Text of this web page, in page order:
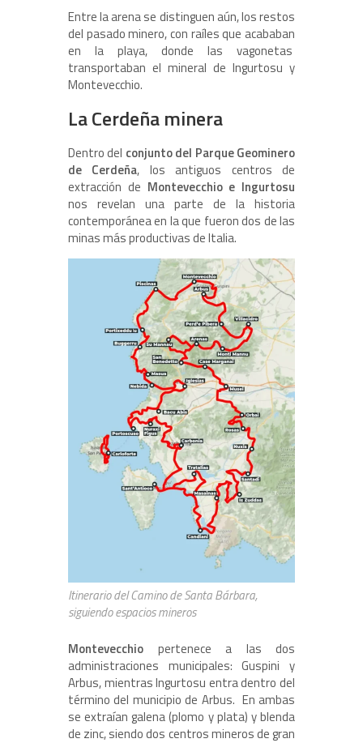
Entre la arena se distinguen aún, los restos
del pasado minero, con raíles que acababan
en la playa, donde las vagonetas
transportaban el mineral de Ingurtosu y
Montevecchio.
La Cerdeña minera
Dentro del conjunto del Parque Geominero
de Cerdeña, los antiguos centros de
extracción de Montevecchio e Ingurtosu
nos revelan una parte de la historia
contemporánea en la que fueron dos de las
minas más productivas de Italia.
Itinerario del Camino de Santa Bárbara,
siguiendo espacios mineros
Montevecchio pertenece a las dos
administraciones municipales: Guspini y
Arbus, mientras Ingurtosu entra dentro del
término del municipio de Arbus. En ambas
se extraían galena (plomo y plata) y blenda
de zinc, siendo dos centros mineros de gran